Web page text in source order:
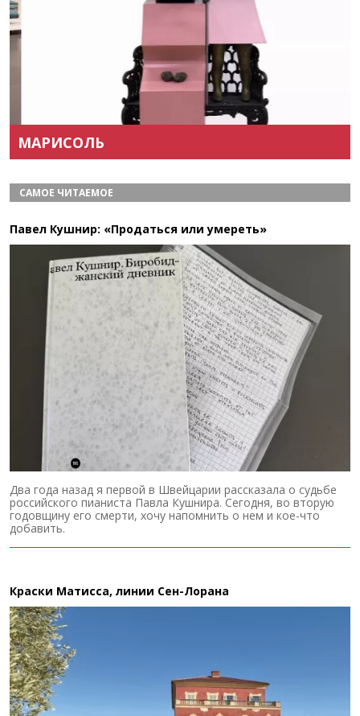
МАРИСОЛЬ
САМОЕ ЧИТАЕМОЕ
Павел Кушнир: «Продаться или умереть»
Два года назад я первой в Швейцарии рассказала о судьбе
российского пианиста Павла Кушнира. Сегодня, во вторую
годовщину его смерти, хочу напомнить о нем и кое-что
добавить.
Краски Матисса, линии Сен-Лорана